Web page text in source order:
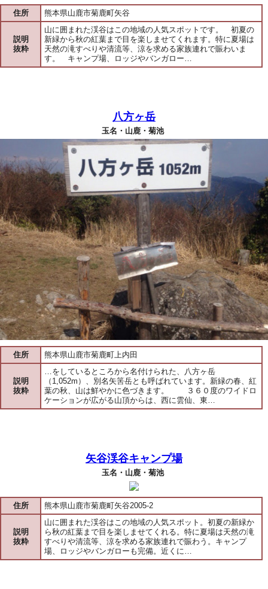
住所 熊本県山鹿市菊鹿町矢谷
説明
抜粋
山に囲まれた渓谷はこの地域の人気スポットです。 初夏の
新緑から秋の紅葉まで目を楽しませてくれます。特に夏場は
天然の滝すべりや清流等、涼を求める家族連れで賑わいま
す。 キャンプ場、ロッジやバンガロー…
八方ヶ岳
玉名・山鹿・菊池
住所 熊本県山鹿市菊鹿町上内田
説明
抜粋
…をしているところから名付けられた、八方ヶ岳
（1,052m）、別名矢筈岳とも呼ばれています。新緑の春、紅
葉の秋、山は鮮やかに色づきます。 ３６０度のワイドロ
ケーションが広がる山頂からは、西に雲仙、東…
矢谷渓谷キャンプ場
玉名・山鹿・菊池
住所 熊本県山鹿市菊鹿町矢谷2005-2
説明
抜粋
山に囲まれた渓谷はこの地域の人気スポット。初夏の新緑か
ら秋の紅葉まで目を楽しませてくれる。特に夏場は天然の滝
すべりや清流等、涼を求める家族連れで賑わう。キャンプ
場、ロッジやバンガローも完備。近くに…